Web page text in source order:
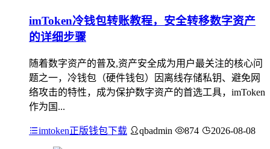
imToken冷钱包转账教程，安全转移数字资产
的详细步骤
随着数字资产的普及,资产安全成为用户最关注的核心问
题之一，冷钱包（硬件钱包）因离线存储私钥、避免网
络攻击的特性，成为保护数字资产的首选工具，imToken
作为国...
imtoken正版钱包下载 qbadmin 874 2026-08-08